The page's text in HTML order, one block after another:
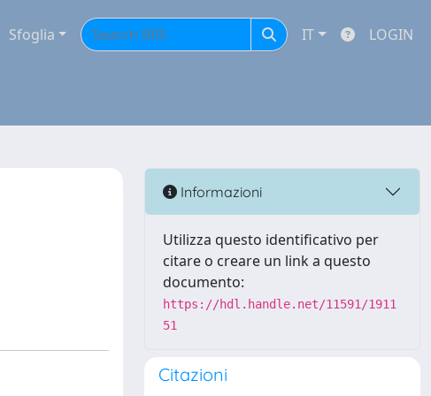
Sfoglia IT LOGIN
Informazioni
Utilizza questo identificativo per
citare o creare un link a questo
documento:
https://hdl.handle.net/11591/1911
51
Citazioni